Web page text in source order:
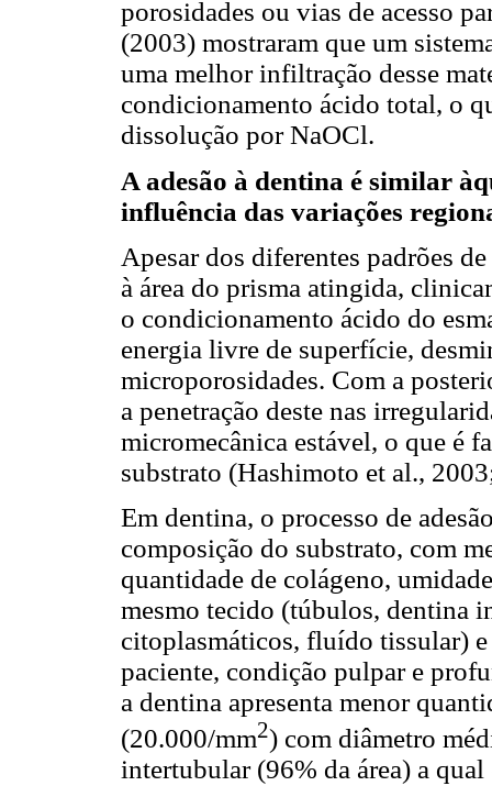
porosidades ou vias de acesso
(2003) mostraram que um
uma melhor infiltração desse
condicionamento ácido total, o
dissolução por NaOCl.
A adesão à dentina é similar
influência das variações
Apesar dos diferentes padrões
à área do prisma atingida,
o condicionamento ácido do
energia livre de superfície,
microporosidades. Com a
a penetração deste nas
micromecânica estável, o que é
substrato (Hashimoto et al.,
Em dentina, o processo de
composição do substrato, com
quantidade de colágeno,
mesmo tecido (túbulos, dentina
citoplasmáticos, fluído tissular)
paciente, condição pulpar e
a dentina apresenta menor
(20.000/mm2) com diâmetro
intertubular (96% da área) a